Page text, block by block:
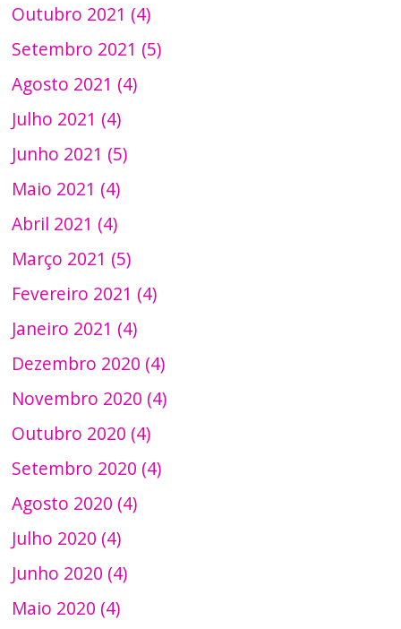
Outubro 2021 (4)
Setembro 2021 (5)
Agosto 2021 (4)
Julho 2021 (4)
Junho 2021 (5)
Maio 2021 (4)
Abril 2021 (4)
Março 2021 (5)
Fevereiro 2021 (4)
Janeiro 2021 (4)
Dezembro 2020 (4)
Novembro 2020 (4)
Outubro 2020 (4)
Setembro 2020 (4)
Agosto 2020 (4)
Julho 2020 (4)
Junho 2020 (4)
Maio 2020 (4)